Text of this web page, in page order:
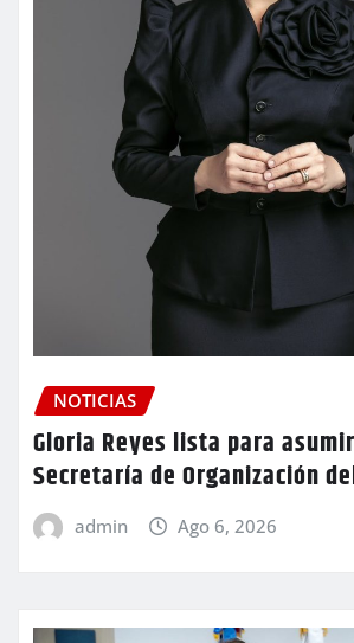
NOTICIAS
Gloria Reyes lista para
Secretaría de Organización
admin Ago 6, 2026